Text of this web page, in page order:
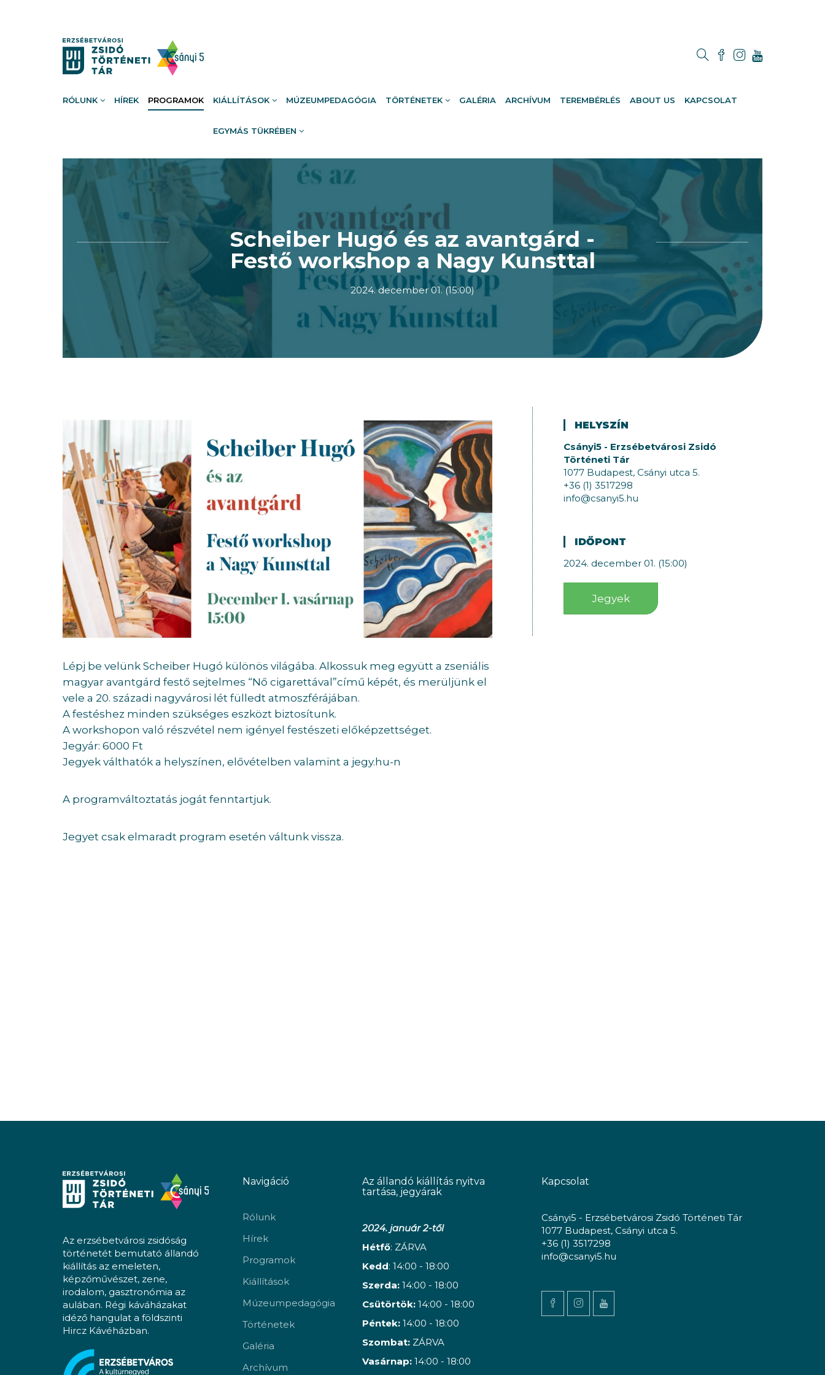
RÓLUNK HÍREK PROGRAMOK KIÁLLÍTÁSOK MÚZEUMPEDAGÓGIA TÖRTÉNETEK GALÉRIA ARCHÍVUM TEREMBÉRLÉS ABOUT US KAPCSOLAT
EGYMÁS TÜKRÉBEN
Scheiber Hugó és az avantgárd -
Festő workshop a Nagy Kunsttal
2024. december 01. (15:00)
Lépj be velünk Scheiber Hugó különös világába. Alkossuk meg együtt a zseniális
magyar avantgárd festő sejtelmes “Nő cigarettával”című képét, és merüljünk el
vele a 20. századi nagyvárosi lét fülledt atmoszférájában.
A festéshez minden szükséges eszközt biztosítunk.
A workshopon való részvétel nem igényel festészeti előképzettséget.
Jegyár: 6000 Ft
Jegyek válthatók a helyszínen, elővételben valamint a jegy.hu-n
A programváltoztatás jogát fenntartjuk.
Jegyet csak elmaradt program esetén váltunk vissza.
HELYSZÍN
Csányi5 - Erzsébetvárosi Zsidó
Történeti Tár
1077 Budapest, Csányi utca 5.
+36 (1) 3517298
info@csanyi5.hu
IDŐPONT
2024. december 01. (15:00)
Jegyek
Az erzsébetvárosi zsidóság
történetét bemutató állandó
kiállítás az emeleten,
képzőművészet, zene,
irodalom, gasztronómia az
aulában. Régi káváházakat
idéző hangulat a földszinti
Hircz Kávéházban.
Navigáció
Rólunk
Hírek
Programok
Kiállítások
Múzeumpedagógia
Történetek
Galéria
Archívum
Az állandó kiállítás nyitva
tartása, jegyárak
2024. január 2-től
Hétfő: ZÁRVA
Kedd: 14:00 - 18:00
Szerda:14:00 - 18:00
Csütörtök:14:00 - 18:00
Péntek:14:00 - 18:00
Szombat: ZÁRVA
Vasárnap:14:00 - 18:00
Kapcsolat
Csányi5 - Erzsébetvárosi Zsidó Történeti Tár
1077 Budapest, Csányi utca 5.
+36 (1) 3517298
info@csanyi5.hu